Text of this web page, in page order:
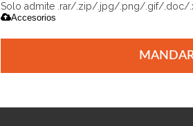
Solo admite .rar/.zip/.jpg/.png/.gif/.doc/
Accesorios